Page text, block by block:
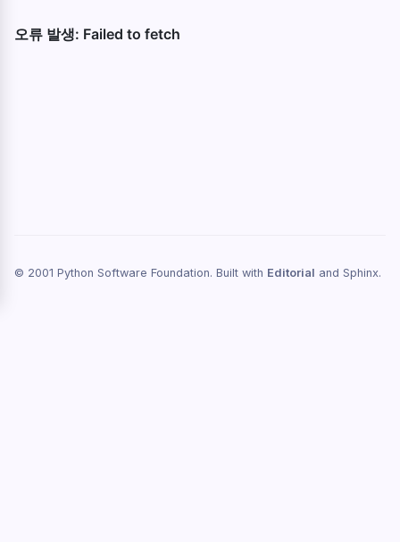
© 2001 Python Software Foundation. Built with Editorial and Sphinx.